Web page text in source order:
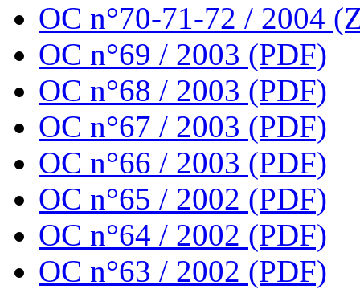
OC n°70-71-72 / 2004
OC n°69 / 2003 (PDF)
OC n°68 / 2003 (PDF)
OC n°67 / 2003 (PDF)
OC n°66 / 2003 (PDF)
OC n°65 / 2002 (PDF)
OC n°64 / 2002 (PDF)
OC n°63 / 2002 (PDF)